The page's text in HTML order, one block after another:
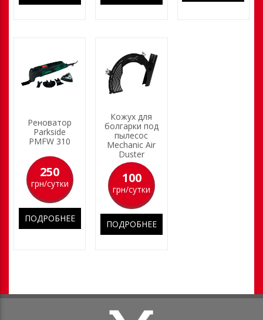
Реноватор
Parkside
PMFW 310
250
грн/сутки
ПОДРОБНЕЕ
Кожух для
болгарки под
пылесос
Mechanic Air
Duster
100
грн/сутки
ПОДРОБНЕЕ